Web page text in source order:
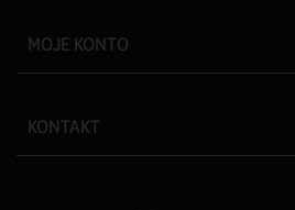
MOJE KONTO
KONTAKT